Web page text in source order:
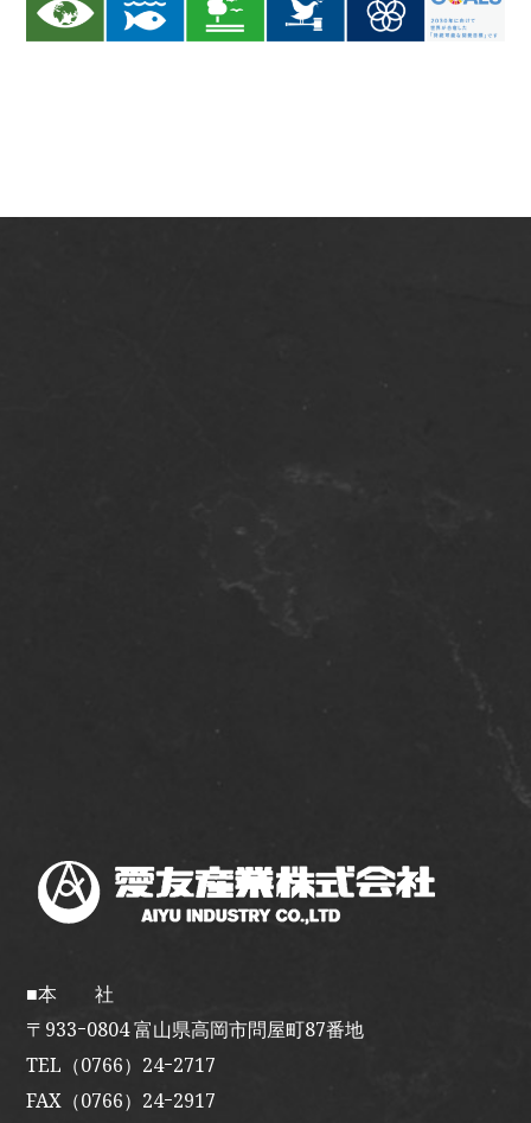
■本 社
〒933ｰ0804 富山県高岡市問屋町87番地
TEL（0766）24ｰ2717
FAX（0766）24ｰ2917